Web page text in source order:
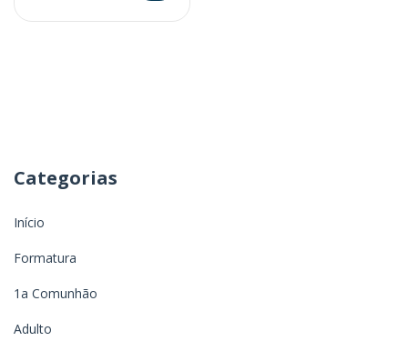
Categorias
Início
Formatura
1a Comunhão
Adulto